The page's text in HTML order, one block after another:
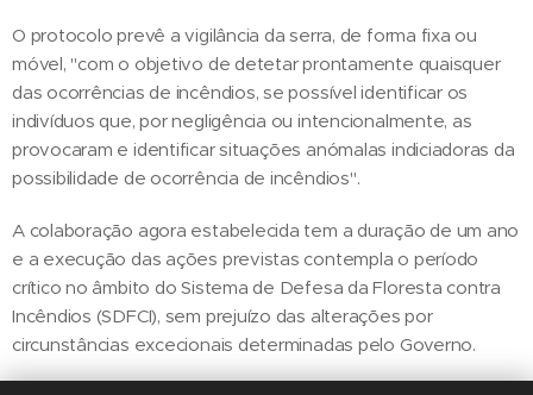
O protocolo prevê a vigilância da serra, de forma fixa ou
móvel, "com o objetivo de detetar prontamente quaisquer
das ocorrências de incêndios, se possível identificar os
indivíduos que, por negligência ou intencionalmente, as
provocaram e identificar situações anómalas indiciadoras da
possibilidade de ocorrência de incêndios".
A colaboração agora estabelecida tem a duração de um ano
e a execução das ações previstas contempla o período
crítico no âmbito do Sistema de Defesa da Floresta contra
Incêndios (SDFCI), sem prejuízo das alterações por
circunstâncias excecionais determinadas pelo Governo.